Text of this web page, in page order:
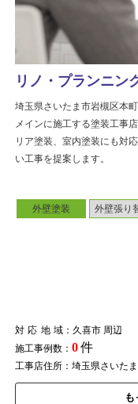
外壁塗装 外壁張り
対応地域：久喜市 周辺
施工事例数： 0件
工事店住所：埼玉県さいた
も
リノ・プランニン
埼玉県さいたま市岩槻区本
メインに施工する塗装工事
リア塗装、室内塗装にも対
い工事を提案します。